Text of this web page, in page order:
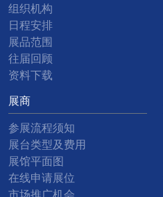
组织机构
日程安排
展品范围
往届回顾
资料下载
展商
参展流程须知
展台类型及费用
展馆平面图
在线申请展位
市场推广机会